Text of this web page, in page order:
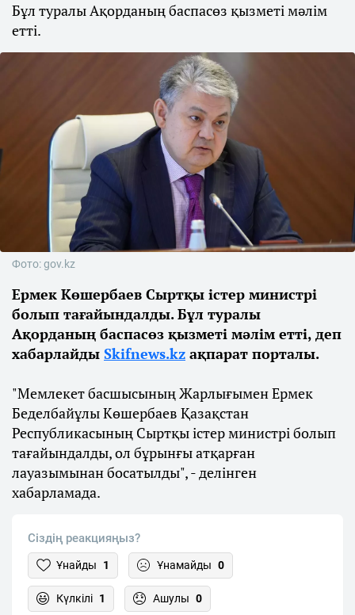
Бұл туралы Ақорданың баспасөз қызметі мәлім
етті.
Фото: gov.kz
Ермек Көшербаев Сыртқы істер министрі
болып тағайындалды. Бұл туралы
Ақорданың баспасөз қызметі мәлім етті, деп
хабарлайды Skifnews.kz ақпарат порталы.
"Мемлекет басшысының Жарлығымен Ермек
Беделбайұлы Көшербаев Қазақстан
Республикасының Сыртқы істер министрі болып
тағайындалды, ол бұрынғы атқарған
лауазымынан босатылды", - делінген
хабарламада.
Сіздің реакцияңыз?
Ұнайды 1 Ұнамайды 0
Күлкілі 1 Ашулы 0